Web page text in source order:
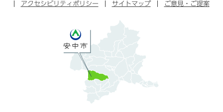
ッ
ブ
ラ
アクセシビリティポリシー サイトマップ ご意見・ご提案